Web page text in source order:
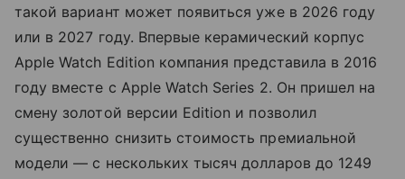
такой вариант может появиться уже в 2026 году
или в 2027 году. Впервые керамический корпус
Apple Watch Edition компания представила в 2016
году вместе с Apple Watch Series 2. Он пришел на
смену золотой версии Edition и позволил
существенно снизить стоимость премиальной
модели — с нескольких тысяч долларов до 1249